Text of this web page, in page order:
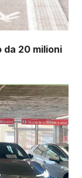
da 20 milioni